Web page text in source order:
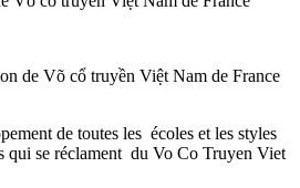
de Võ cổ truyền Việt Nam de France
de toutes les écoles et les styles
qui se réclament du Vo Co Truyen Viet